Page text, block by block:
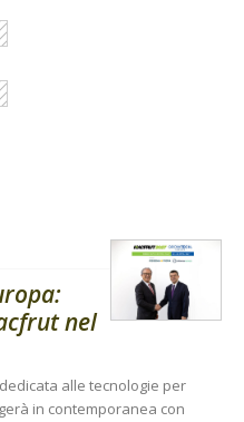
nel
alle tecnologie per
in contemporanea con